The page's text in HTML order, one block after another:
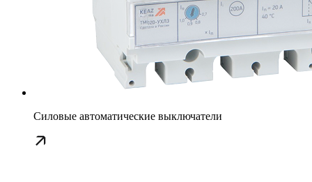
Силовые автоматические выключатели